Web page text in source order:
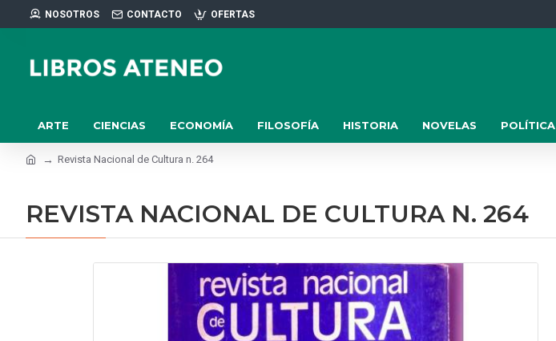
NOSOTROS CONTACTO OFERTAS
ARTE CIENCIAS ECONOMÍA FILOSOFÍA HISTORIA NOVELAS POLÍTICA
Revista Nacional de Cultura n. 264
REVISTA NACIONAL DE CULTURA N. 264